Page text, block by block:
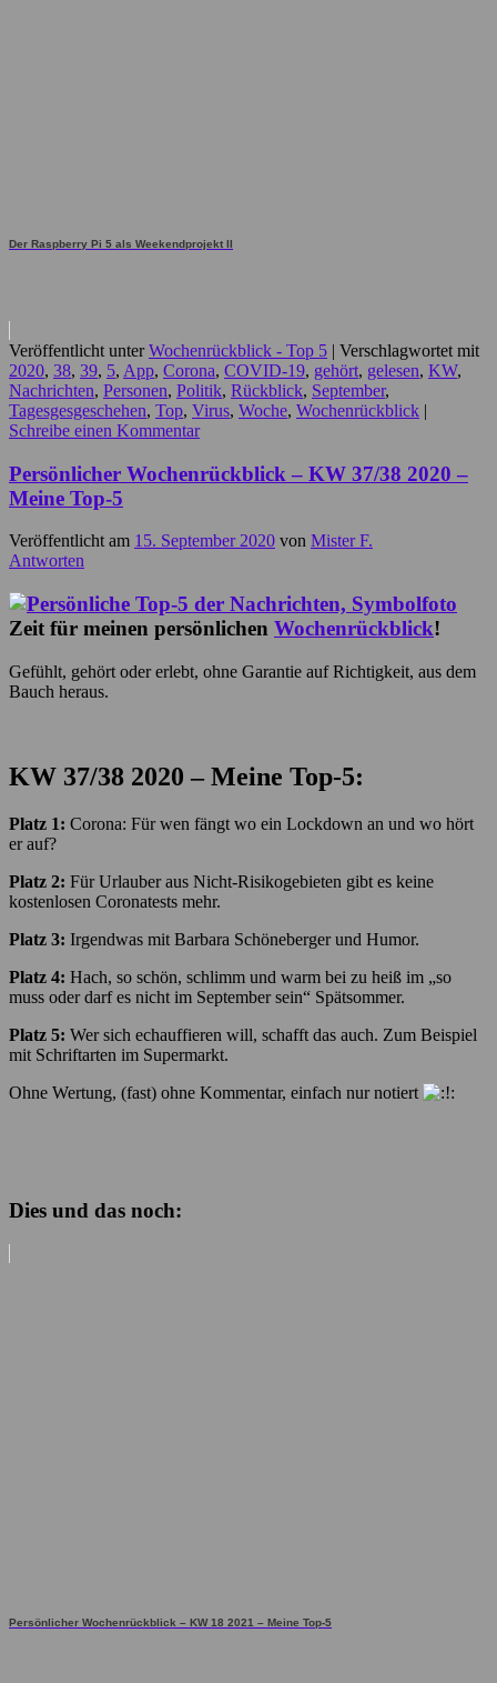
Der Raspberry Pi 5 als Weekendprojekt II
Veröffentlicht unter Wochenrückblick - Top 5 | Verschlagwortet mit
2020, 38, 39, 5, App, Corona, COVID-19, gehört, gelesen, KW,
Nachrichten, Personen, Politik, Rückblick, September,
Tagesgesgeschehen, Top, Virus, Woche, Wochenrückblick |
Schreibe einen Kommentar
Persönlicher Wochenrückblick – KW 37/38 2020 –
Meine Top-5
Veröffentlicht am 15. September 2020 von Mister F.
Antworten
Zeit für meinen persönlichen Wochenrückblick!
Gefühlt, gehört oder erlebt, ohne Garantie auf Richtigkeit, aus dem
Bauch heraus.
KW 37/38 2020 – Meine Top-5:
Platz 1: Corona: Für wen fängt wo ein Lockdown an und wo hört
er auf?
Platz 2: Für Urlauber aus Nicht-Risikogebieten gibt es keine
kostenlosen Coronatests mehr.
Platz 3: Irgendwas mit Barbara Schöneberger und Humor.
Platz 4: Hach, so schön, schlimm und warm bei zu heiß im „so
muss oder darf es nicht im September sein“ Spätsommer.
Platz 5: Wer sich echauffieren will, schafft das auch. Zum Beispiel
mit Schriftarten im Supermarkt.
Ohne Wertung, (fast) ohne Kommentar, einfach nur notiert
Dies und das noch:
Persönlicher Wochenrückblick – KW 18 2021 – Meine Top-5